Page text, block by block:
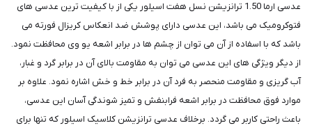
عدسی ارما 1.50 ترانزیشن نسل هفت اسیلور یکی از با کیفیت ترین عدسی های
فتوکرومیک می باشد، این عدسی دارای پوشش ضد انعکاس کریزال فورته می
باشد که با اسفاده از آن می توان از چشم ها در برابر اشعه یو وی محافظت نمود.
از دیگر ویژگی های این عدسی می توان به مقاومت بالای آن در برابر گرد و غبار،
آب گریزی و مقاومت منحصر به فرد آن در برابر خط و خش اشاره نمود. علاوه بر
موارد فوق محافظت در برابر اشعه فرابنفش و تمیز شوندگی آسان این عدسی،
باعث راحتی کاربر می گردد. برخلاف عدسی ترانزیشن کلاسیک اسیلور که تنها برای